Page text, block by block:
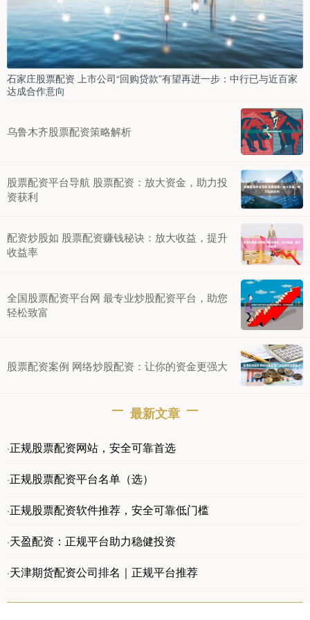
石家庄股票配资 上市公司“回购贷款”有望再进一步：中行已与近百家
达成合作意向
乌鲁木齐股票配资策略解析
股票配资平台导航 股票配资：放大资金，助力投
资获利
配资炒股如 股票配资赚钱秘诀：放大收益，提升
收益率
全国股票配资平台网 最专业炒股配资平台，助您
轻松致富
股票配资案例 网络炒股配资：让你的资金更强大
最新文章
·正规股票配资网站，安全可靠首选
·正规股票配资平台名单（选）
·正规股票配资软件推荐，安全可靠低门槛
·天盈配资：正规平台助力稳健投资
·天津期货配资公司排名｜正规平台推荐